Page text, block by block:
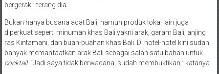
bergerak,” terang dia.
Bukan hanya busana adat Bali, namun produk lokal lain juga
diperkuat seperti minuman khas Bali yakni arak, garam Bali, anjing
ras Kintamani, dan buah-buahan khas Bali. Di hotel-hotel kini sudah
banyak memanfaatkan arak Bali sebagai salah satu bahan untuk
cocktail. “Jadi saya tidak berwacana, sudah membuktikan,” katanya.